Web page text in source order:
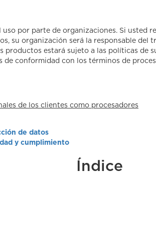
por parte de organizaciones. Si usted
su organización será la responsable del
productos estará sujeto a las políticas de
de conformidad con los términos de
de los clientes como procesadores
de datos
y cumplimiento
Índice